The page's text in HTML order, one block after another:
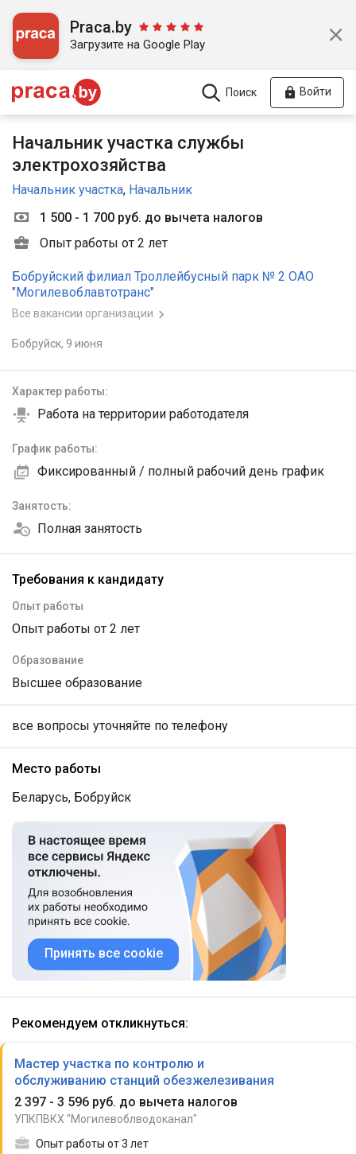
Praca.by
Загрузите на Google Play
Поиск Войти
Начальник участка службы
электрохозяйства
Начальник участка, Начальник
1 500 - 1 700 руб. до вычета налогов
Опыт работы от 2 лет
Бобруйский филиал Троллейбусный парк № 2 ОАО
"Могилевоблавтотранс"
Все вакансии организации
Бобруйск, 9 июня
Характер работы:
Работа на территории работодателя
График работы:
Фиксированный / полный рабочий день график
Занятость:
Полная занятость
Требования к кандидату
Опыт работы
Опыт работы от 2 лет
Образование
Высшее образование
все вопросы уточняйте по телефону
Место работы
Беларусь, Бобруйск
Принять все cookie
Рекомендуем откликнуться:
Мастер участка по контролю и
обслуживанию станций обезжелезивания
2 397 - 3 596 руб. до вычета налогов
УПКПВКХ "Могилевоблводоканал"
Опыт работы от 3 лет